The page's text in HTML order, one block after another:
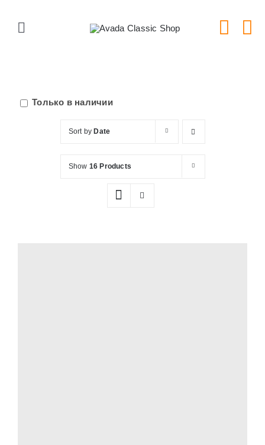
Toggle
Серии тарелок
Только в наличии
Sort by Date
Show 16 Products